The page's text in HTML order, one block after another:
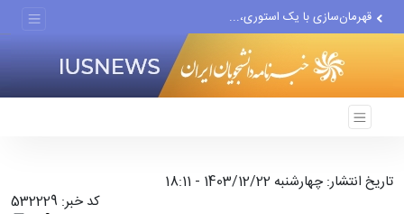
قهرمان‌سازی با یک استوری،...
بازخوانی نقشه‌راه خبرنگاران...
تاریخ انتشار: چهارشنبه 1403/12/22 - 18:11
کد خبر: 532229